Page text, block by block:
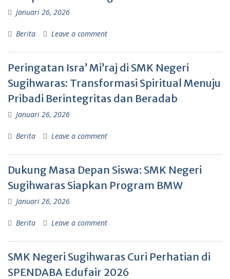
Januari 26, 2026
Berita Leave a comment
Peringatan Isra’ Mi’raj di SMK Negeri
Sugihwaras: Transformasi Spiritual Menuju
Pribadi Berintegritas dan Beradab
Januari 26, 2026
Berita Leave a comment
Dukung Masa Depan Siswa: SMK Negeri
Sugihwaras Siapkan Program BMW
Januari 26, 2026
Berita Leave a comment
SMK Negeri Sugihwaras Curi Perhatian di
SPENDABA Edufair 2026